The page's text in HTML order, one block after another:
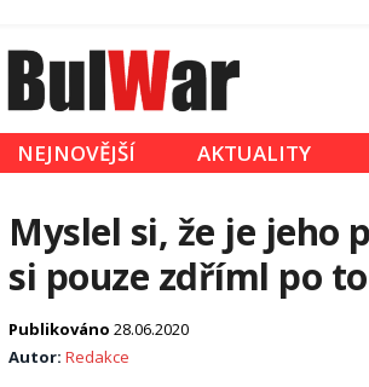
NEJNOVĚJŠÍ AKTUALITY
Myslel si, že je jeho
si pouze zdříml po
Publikováno 28.06.2020
Autor: Redakce